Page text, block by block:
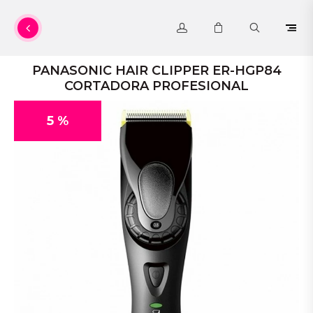
PANASONIC HAIR CLIPPER ER-HGP84
CORTADORA PROFESIONAL
5 %